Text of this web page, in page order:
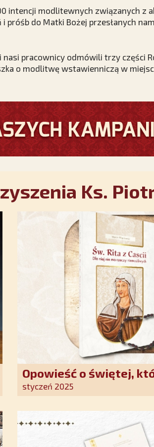
intencji modlitewnych związanych z
próśb do Matki Bożej przesłanych
pracownicy odmówili trzy części
o modlitwę wstawienniczą w
Ks.
Opowieść o świętej,
oddania się Bogu.
styczeń 2025